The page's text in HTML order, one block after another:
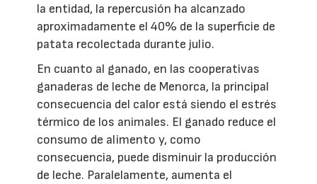
la entidad, la repercusión ha alcanzado
aproximadamente el 40% de la superficie de
patata recolectada durante julio.
En cuanto al ganado, en las cooperativas
ganaderas de leche de Menorca, la principal
consecuencia del calor está siendo el estrés
térmico de los animales. El ganado reduce el
consumo de alimento y, como
consecuencia, puede disminuir la producción
de leche. Paralelamente, aumenta el